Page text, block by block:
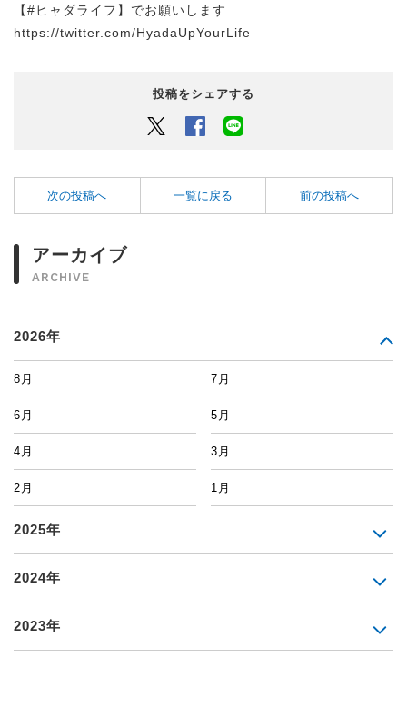
【#ヒャダライフ】でお願いします
https://twitter.com/HyadaUpYourLife
投稿をシェアする
Twitter Facebook
次の投稿へ 一覧に戻る 前の投稿へ
アーカイブ
ARCHIVE
2026年
8月 7月
6月 5月
4月 3月
2月 1月
2025年
2024年
2023年